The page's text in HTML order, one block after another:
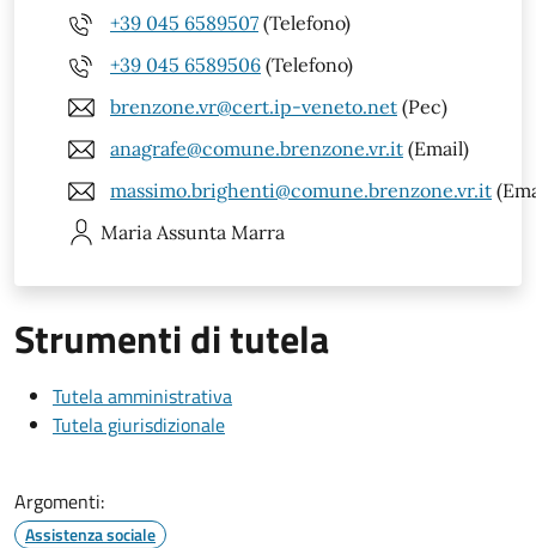
+39 045 6589507 (Telefono)
+39 045 6589506 (Telefono)
brenzone.vr@cert.ip-veneto.net (Pec)
anagrafe@comune.brenzone.vr.it (Email)
massimo.brighenti@comune.brenzone.vr.it
Maria Assunta Marra
Strumenti di tutela
Tutela amministrativa
Tutela giurisdizionale
Argomenti:
Assistenza sociale